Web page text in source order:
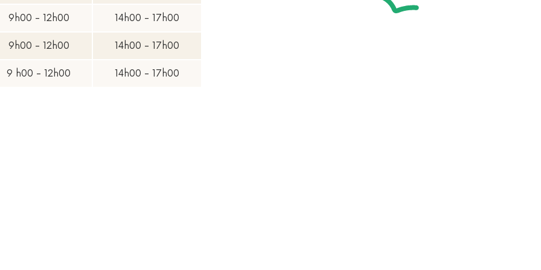
9h00 - 12h00 14h00 - 17h00
9h00 - 12h00 14h00 - 17h00
9 h00 - 12h00 14h00 - 17h00